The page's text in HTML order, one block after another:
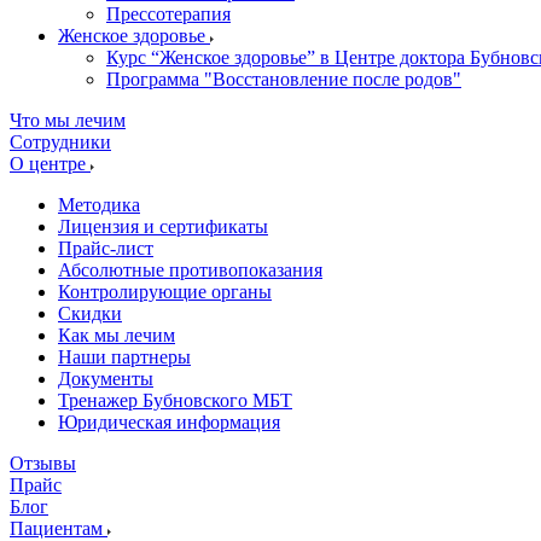
Прессотерапия
Женское здоровье
Курс “Женское здоровье” в Центре доктора
Программа "Восстановление после родов"
Что мы лечим
Сотрудники
О центре
Методика
Лицензия и сертификаты
Прайс-лист
Абсолютные противопоказания
Контролирующие органы
Скидки
Как мы лечим
Наши партнеры
Документы
Тренажер Бубновского МБТ
Юридическая информация
Отзывы
Прайс
Блог
Пациентам